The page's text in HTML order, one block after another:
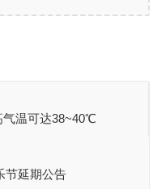
气温可达38~40℃
节延期公告